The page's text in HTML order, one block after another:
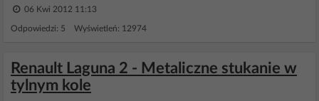
06 Kwi 2012 11:13
Odpowiedzi: 5 Wyświetleń: 12974
Renault Laguna 2 - Metaliczne stukanie w
tylnym kole